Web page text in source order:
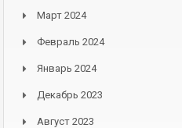
Март 2024
Февраль 2024
Январь 2024
Декабрь 2023
Август 2023